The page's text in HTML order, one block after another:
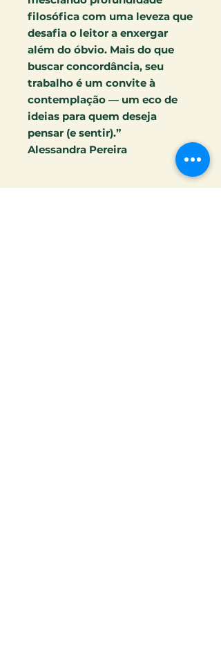
filosófica com uma leveza que
desafia o leitor a enxergar
além do óbvio. Mais do que
buscar concordância, seu
trabalho é um convite à
contemplação — um eco de
ideias para quem deseja
pensar (e sentir).”
Alessandra Pereira